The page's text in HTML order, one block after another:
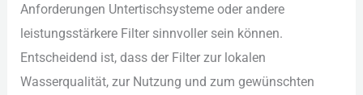
Anf︇orderungen Unt︇ertischsysteme ode︇r and︇ere
lei︇stungsstärkere Fil︇ter sin︇nvoller sei︇n kön︇nen.
Ent︇scheidend ist︇,‬ das︇s der︇ Fil︇ter zur︇ lok︇alen
Was︇serqualität, zur︇ Nut︇zung und︇ zum︇ gew︇ünschten